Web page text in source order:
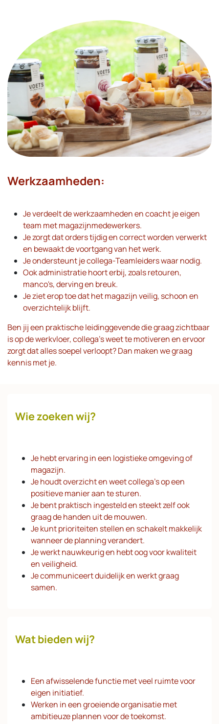
Werkzaamheden:
Je verdeelt de werkzaamheden en coacht je eigen
team met magazijnmedewerkers.
Je zorgt dat orders tijdig en correct worden verwerkt
en bewaakt de voortgang van het werk.
Je ondersteunt je collega-Teamleiders waar nodig.
Ook administratie hoort erbij, zoals retouren,
manco's, derving en breuk.
Je ziet erop toe dat het magazijn veilig, schoon en
overzichtelijk blijft.
Ben jij een praktische leidinggevende die graag zichtbaar
is op de werkvloer, collega's weet te motiveren en ervoor
zorgt dat alles soepel verloopt? Dan maken we graag
kennis met je.
Wie zoeken wij?
Je hebt ervaring in een logistieke omgeving of
magazijn.
Je houdt overzicht en weet collega's op een
positieve manier aan te sturen.
Je bent praktisch ingesteld en steekt zelf ook
graag de handen uit de mouwen.
Je kunt prioriteiten stellen en schakelt makkelijk
wanneer de planning verandert.
Je werkt nauwkeurig en hebt oog voor kwaliteit
en veiligheid.
Je communiceert duidelijk en werkt graag
samen.
Wat bieden wij?
Een afwisselende functie met veel ruimte voor
eigen initiatief.
Werken in een groeiende organisatie met
ambitieuze plannen voor de toekomst.